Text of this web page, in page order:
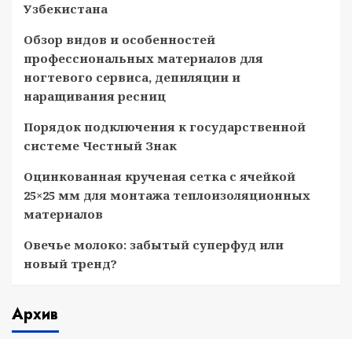
Узбекистана
Обзор видов и особенностей
профессиональных материалов для
ногтевого сервиса, депиляции и
наращивания ресниц
Порядок подключения к государственной
системе Честный Знак
Оцинкованная крученая сетка с ячейкой
25×25 мм для монтажа теплоизоляционных
материалов
Овечье молоко: забытый суперфуд или
новый тренд?
Архив